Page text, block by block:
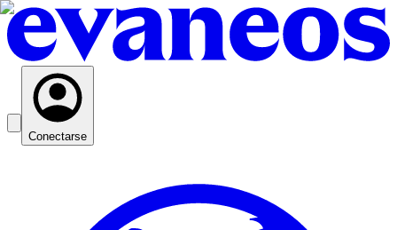
Conectarse